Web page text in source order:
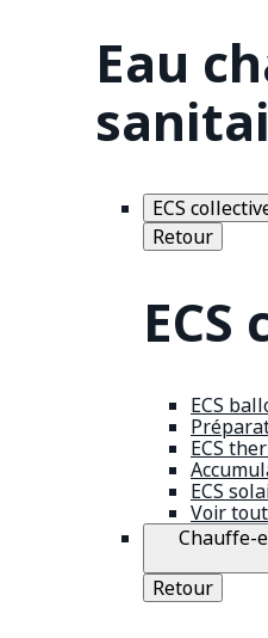
Eau
ECS
Retour
ECS
ECS
ECS
Voir tout
Chauffe-
Retour